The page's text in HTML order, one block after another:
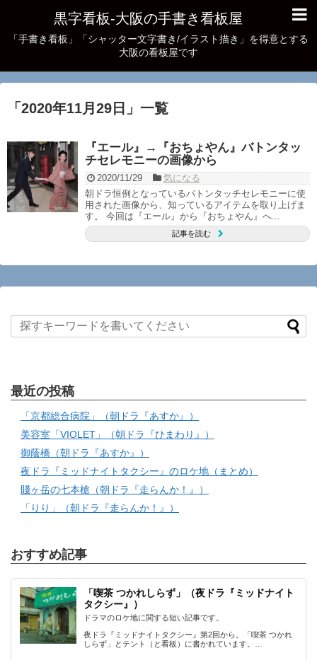
黒字看板‐大阪の手書き看板屋
「手書き看板」「シャッター文字書き/イラスト描き」を得意とする
大阪の看板屋です
「 2020年11月29日 」 一覧
『エール』→『おちょやん』バトンタッ
チセレモニーの画像から
2020/11/29
気になる
朝ドラ恒例となっているバトンタッチセレモニーに使
用された画像から、知っているアイテムを取り上げま
す。 今回は『エール』から『おちょやん』へ...
記事を読む
最近の投稿
「京都総合病院」（朝ドラ『あすか』）
美容室「VIOLET」（朝ドラ『ひまわり』）
御蔭橋（朝ドラ『あすか』）
夜ドラ『ミッドナイトタクシー』のロケ地（まとめ）
賤ヶ岳の七本槍（朝ドラ『走らんか！』）
「りり」（朝ドラ『走らんか！』）
おすすめ記事
「喫茶 つかれしらず」（夜ドラ『ミッドナイト
タクシー』）
ドラマのロケ地に関する短い記事です。
夜ドラ『ミッドナイトタクシー』第2回から。「喫茶 つかれ
しらず」とテント（と看板）に書かれています。…